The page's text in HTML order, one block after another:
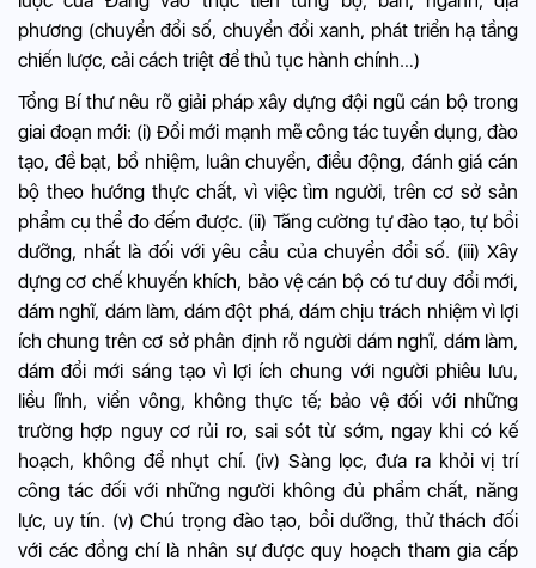
phương (chuyển đổi số, chuyển đổi xanh, phát triển hạ tầng
chiến lược, cải cách triệt để thủ tục hành chính…)
Tổng Bí thư nêu rõ giải pháp xây dựng đội ngũ cán bộ trong
giai đoạn mới: (i) Đổi mới mạnh mẽ công tác tuyển dụng, đào
tạo, đề bạt, bổ nhiệm, luân chuyển, điều động, đánh giá cán
bộ theo hướng thực chất, vì việc tìm người, trên cơ sở sản
phẩm cụ thể đo đếm được. (ii) Tăng cường tự đào tạo, tự bồi
dưỡng, nhất là đối với yêu cầu của chuyển đổi số. (iii) Xây
dựng cơ chế khuyến khích, bảo vệ cán bộ có tư duy đổi mới,
dám nghĩ, dám làm, dám đột phá, dám chịu trách nhiệm vì lợi
ích chung trên cơ sở phân định rõ người dám nghĩ, dám làm,
dám đổi mới sáng tạo vì lợi ích chung với người phiêu lưu,
liều lĩnh, viển vông, không thực tế; bảo vệ đối với những
trường hợp nguy cơ rủi ro, sai sót từ sớm, ngay khi có kế
hoạch, không để nhụt chí. (iv) Sàng lọc, đưa ra khỏi vị trí
công tác đối với những người không đủ phẩm chất, năng
lực, uy tín. (v) Chú trọng đào tạo, bồi dưỡng, thử thách đối
với các đồng chí là nhân sự được quy hoạch tham gia cấp